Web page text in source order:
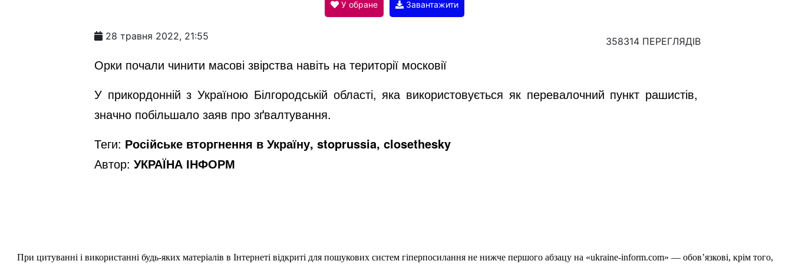
d
У обране Завантажити
28 травня 2022, 21:55 358314 ПЕРЕГЛЯДІВ
Орки почали чинити масові звірства навіть на території московії
У прикордонній з Україною Білгородській області, яка використовується як перевалочний пункт рашистів,
значно побільшало заяв про зґвалтування.
Теги: Російське вторгнення в Україну, stoprussia, closethesky
Автор: УКРАЇНА ІНФОРМ
При цитуванні і використанні будь-яких матеріалів в Інтернеті відкриті для пошукових систем гіперпосилання не нижче першого абзацу на «ukraine-inform.com» — обов’язкові, крім того,